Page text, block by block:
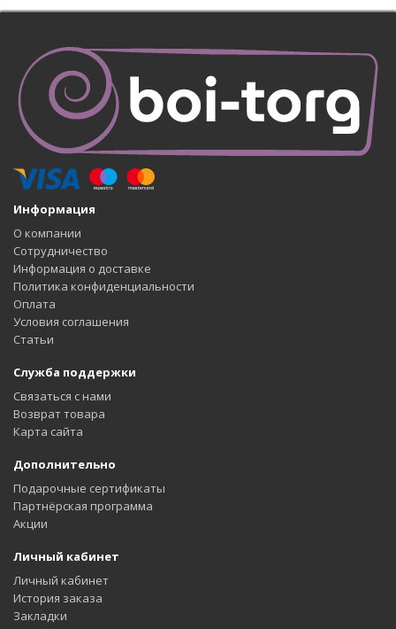
Информация
О компании
Сотрудничество
Информация о доставке
Политика конфиденциальности
Оплата
Условия соглашения
Статьи
Служба поддержки
Связаться с нами
Возврат товара
Карта сайта
Дополнительно
Подарочные сертификаты
Партнёрская программа
Акции
Личный кабинет
Личный кабинет
История заказа
Закладки